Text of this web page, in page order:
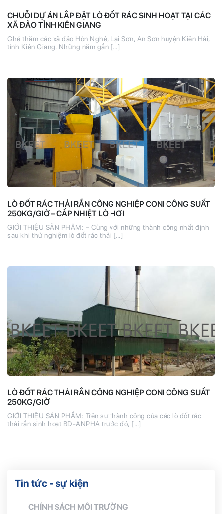
CHUỖI DỰ ÁN LẮP ĐẶT LÒ ĐỐT RÁC SINH HOẠT TẠI CÁC
XÃ ĐẢO TỈNH KIÊN GIANG
Ghé thăm các xã đảo Hòn Nghê, Lại Sơn, An Sơn huyện Kiên Hải,
tỉnh Kiên Giang. Những năm gần […]
LÒ ĐỐT RÁC THẢI RẮN CÔNG NGHIỆP CONI CÔNG SUẤT
250KG/GIỜ – CẤP NHIỆT LÒ HƠI
GIỚI THIỆU SẢN PHẨM: – Cùng với những thành công nhất định
sau khi thử nghiệm lò đốt rác thải […]
LÒ ĐỐT RÁC THẢI RẮN CÔNG NGHIỆP CONI CÔNG SUẤT
250KG/GIỜ
GIỚI THIỆU SẢN PHẨM: Trên sự thành công của các lò đốt rác
thải rắn sinh hoạt BD-ANPHA trước đó, […]
Tin tức - sự kiện
CHÍNH SÁCH MÔI TRƯỜNG